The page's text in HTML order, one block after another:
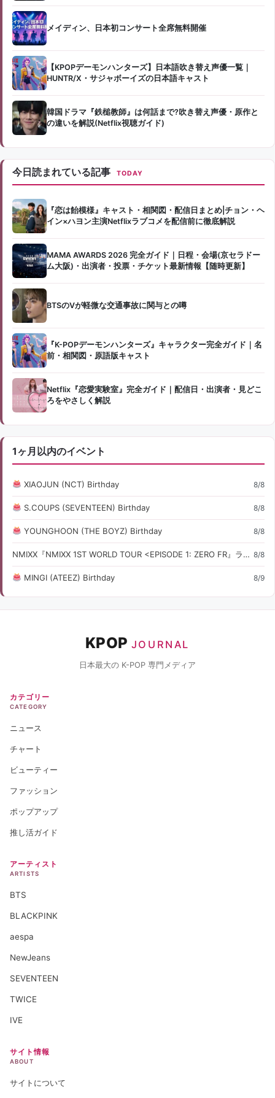
メイディン、日本初コンサート全席無料開催
【KPOPデーモンハンターズ】日本語吹き替え声優一覧｜
HUNTR/X・サジャボーイズの日本語キャスト
韓国ドラマ『鉄槌教師』は何話まで?吹き替え声優・原作と
の違いを解説(Netflix視聴ガイド)
今日読まれている記事 TODAY
『恋は飴模様』キャスト・相関図・配信日まとめ|チョン・ヘ
イン×ハヨン主演Netflixラブコメを配信前に徹底解説
MAMA AWARDS 2026 完全ガイド｜日程・会場(京セラドー
ム大阪)・出演者・投票・チケット最新情報【随時更新】
BTSのVが軽微な交通事故に関与との噂
『K-POPデーモンハンターズ』キャラクター完全ガイド｜名
前・相関図・原語版キャスト
Netflix『恋愛実験室』完全ガイド｜配信日・出演者・見どこ
ろをやさしく解説
1ヶ月以内のイベント
XIAOJUN (NCT) Birthday 8/8
S.COUPS (SEVENTEEN) Birthday 8/8
YOUNGHOON (THE BOYZ) Birthday 8/8
NMIXX『NMIXX 1ST WORLD TOUR <EPISODE 1: ZERO FR』ライブ・コンサート情報 8/8
MINGI (ATEEZ) Birthday 8/9
KPOP JOURNAL
日本最大の K-POP 専門メディア
カテゴリー
CATEGORY
ニュース
チャート
ビューティー
ファッション
ポップアップ
推し活ガイド
アーティスト
ARTISTS
BTS
BLACKPINK
aespa
NewJeans
SEVENTEEN
TWICE
IVE
サイト情報
ABOUT
サイトについて